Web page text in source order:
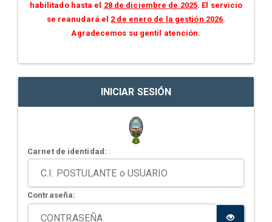
habilitado hasta el 28 de diciembre de 2025. El servicio
se reanudará el 2 de enero de la gestión 2026.
Agradecemos su gentil atención.
INICIAR SESIÓN
Carnet de identidad:
Contraseña: